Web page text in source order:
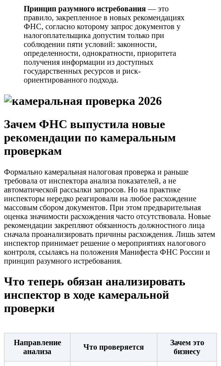
Принцип разумного истребования — это
правило, закрепленное в новых рекомендациях
ФНС, согласно которому запрос документов у
налогоплательщика допустим только при
соблюдении пяти условий: законности,
определенности, однократности, приоритета
получения информации из доступных
государственных ресурсов и риск-
ориентированного подхода.
Зачем ФНС выпустила новые
рекомендации по камеральным
проверкам
Формально камеральная налоговая проверка и раньше
требовала от инспектора анализа показателей, а не
автоматической рассылки запросов. Но на практике
инспекторы нередко реагировали на любое расхождение
массовым сбором документов. При этом предварительная
оценка значимости расхождения часто отсутствовала. Новые
рекомендации закрепляют обязанность должностного лица
сначала проанализировать причины расхождения. Лишь затем
инспектор принимает решение о мероприятиях налогового
контроля, ссылаясь на положения Манифеста ФНС России и
принцип разумного истребования.
Что теперь обязан анализировать
инспектор в ходе камеральной
проверки
Направление
анализа
Что проверяется
Зачем это
бизнесу